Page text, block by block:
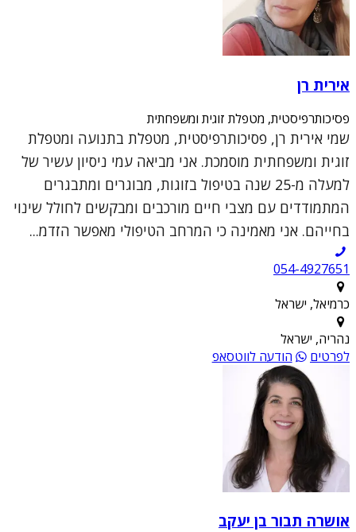
אירית רן
פסיכותרפיסטית, מטפלת זוגית ומשפחתית
שמי אירית רן, פסיכותרפיסטית, מטפלת בתנועה ומטפלת
זוגית ומשפחתית מוסמכת. אני מביאה עמי ניסיון עשיר של
למעלה מ-25 שנה בטיפול בזוגות, מבוגרים ומתבגרים
המתמודדים עם מצבי חיים מורכבים ומבקשים לחולל שינוי
בחייהם. אני מאמינה כי המרחב הטיפולי מאפשר הזדמ...
054-4927651
כרמיאל, ישראל
נהריה, ישראל
לפרטים
הודעה לווטסאפ
אושרה תבור בן יעקב